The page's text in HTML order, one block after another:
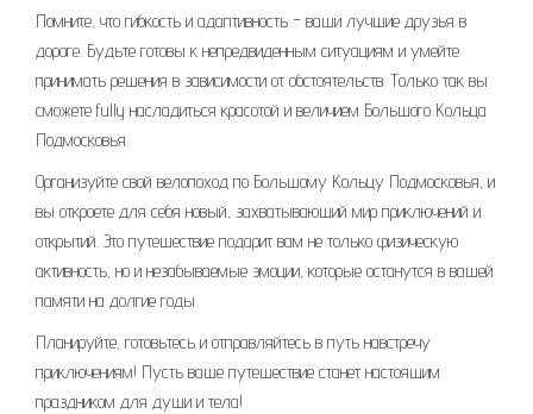
Помните, что гибкость и адаптивность – ваши лучшие друзья в
дороге. Будьте готовы к непредвиденным ситуациям и умейте
принимать решения в зависимости от обстоятельств. Только так вы
сможете fully насладиться красотой и величием Большого Кольца
Подмосковья.
Организуйте свой велопоход по Большому Кольцу Подмосковья, и
вы откроете для себя новый, захватывающий мир приключений и
открытий. Это путешествие подарит вам не только физическую
активность, но и незабываемые эмоции, которые останутся в вашей
памяти на долгие годы.
Планируйте, готовьтесь и отправляйтесь в путь навстречу
приключениям! Пусть ваше путешествие станет настоящим
праздником для души и тела!